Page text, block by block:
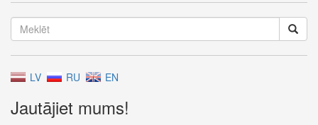
LV RU EN
Jautājiet mums!